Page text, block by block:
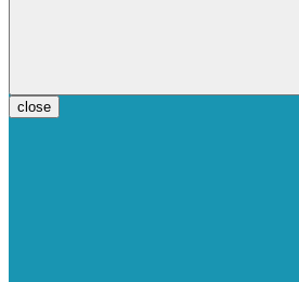
close